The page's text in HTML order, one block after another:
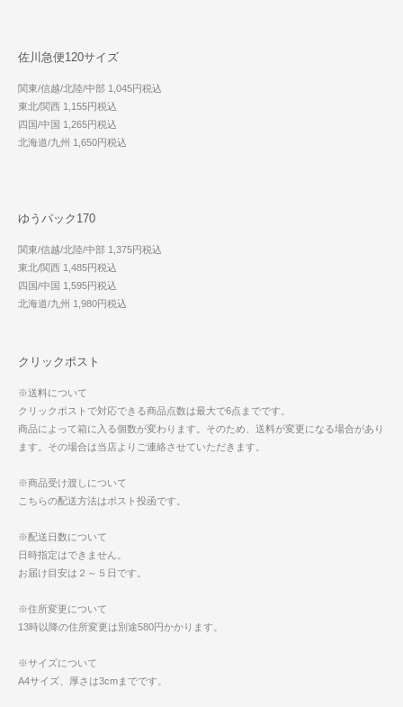
佐川急便120サイズ
関東/信越/北陸/中部 1,045円税込
東北/関西 1,155円税込
四国/中国 1,265円税込
北海道/九州 1,650円税込
ゆうパック170
関東/信越/北陸/中部 1,375円税込
東北/関西 1,485円税込
四国/中国 1,595円税込
北海道/九州 1,980円税込
クリックポスト
※送料について
クリックポストで対応できる商品点数は最大で6点までです。
商品によって箱に入る個数が変わります。そのため、送料が変更になる場合があり
ます。その場合は当店よりご連絡させていただきます。
※商品受け渡しについて
こちらの配送方法はポスト投函です。
※配送日数について
日時指定はできません。
お届け目安は２～５日です。
※住所変更について
13時以降の住所変更は別途580円かかります。
※サイズについて
A4サイズ、厚さは3cmまでです。